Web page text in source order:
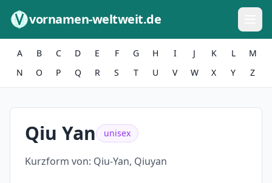
vornamen-weltweit.de
A B C D E F G H I J K L
M
N
O P Q R S T U V W X Y Z
Qiu Yan unisex
Kurzform von: Qiu-Yan, Qiuyan